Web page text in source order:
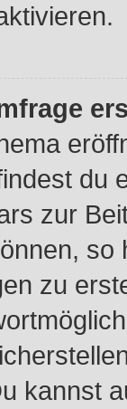
du
zur
zu
kannst